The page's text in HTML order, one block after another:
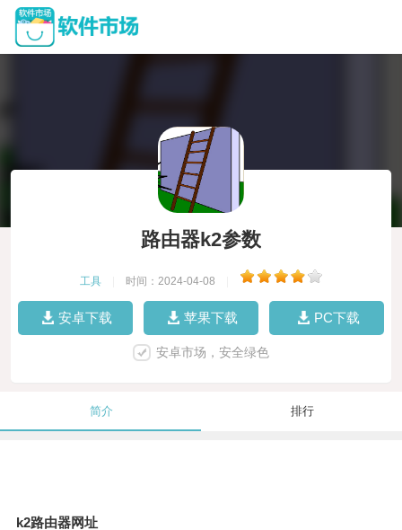
路由器k2参数
工具 时间：2024-04-08
安卓下载 苹果下载 PC下载
安卓市场，安全绿色
简介 排行
k2路由器网址